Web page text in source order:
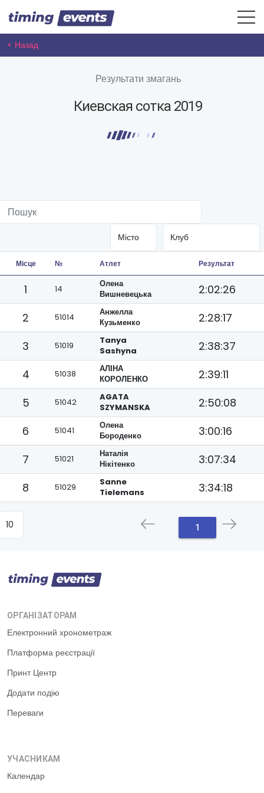
< Назад
Результати змагань
Киевская сотка 2019
Місце № Атлет Результат
1 14
Олена
Вишневецька
2:02:26
2
51014
Анжелла
Кузьменко
2:28:17
3
51019
Tanya
Sashyna
2:38:37
4
51038
АЛІНА
КОРОЛЕНКО
2:39:11
5
51042
AGATA
SZYMANSKA
2:50:08
6
51041
Олена
Бороденко
3:00:16
7
51021
Наталія
Нікітенко
3:07:34
8
51029
Sanne
Tielemans
3:34:18
1
ОРГАНІЗАТОРАМ
Електронний хронометраж
Платформа реєстрації
Принт Центр
Додати подію
Переваги
УЧАСНИКАМ
Календар